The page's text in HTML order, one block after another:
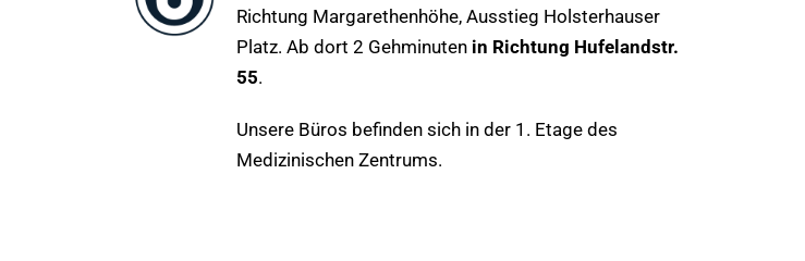
Richtung Margarethenhöhe, Ausstieg Holsterhauser
Platz. Ab dort 2 Gehminuten in Richtung Hufelandstr.
55.
Unsere Büros befinden sich in der 1. Etage des
Medizinischen Zentrums.